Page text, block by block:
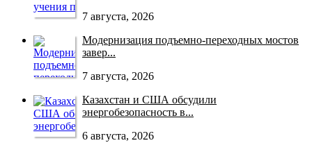
7 августа, 2026
Модернизация подъемно-переходных мостов
завер...
7 августа, 2026
Казахстан и США обсудили
энергобезопасность в...
6 августа, 2026